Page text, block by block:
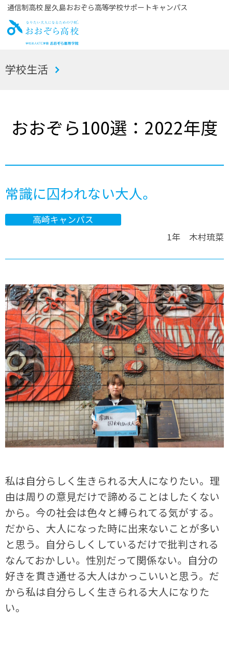
通信制高校 屋久島おおぞら高等学校サポートキャンパス
お
学校生活
おおぞら100選：2022年度
常識に囚われない大人。
高崎キャンパス
1年 木村琉菜
私は自分らしく生きられる大人になりたい。理
由は周りの意見だけで諦めることはしたくない
から。今の社会は色々と縛られてる気がする。
だから、大人になった時に出来ないことが多い
と思う。自分らしくしているだけで批判される
なんておかしい。性別だって関係ない。自分の
好きを貫き通せる大人はかっこいいと思う。だ
から私は自分らしく生きられる大人になりた
い。